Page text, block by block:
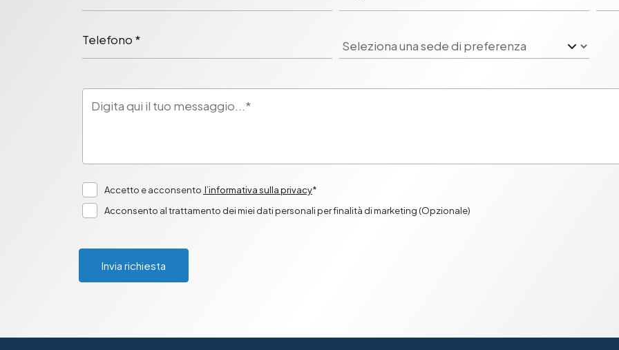
Telefono *
Accetto e acconsento l’informativa sulla privacy*
Acconsento al trattamento dei miei dati personali per finalità di marketing (Opzionale)
Invia richiesta